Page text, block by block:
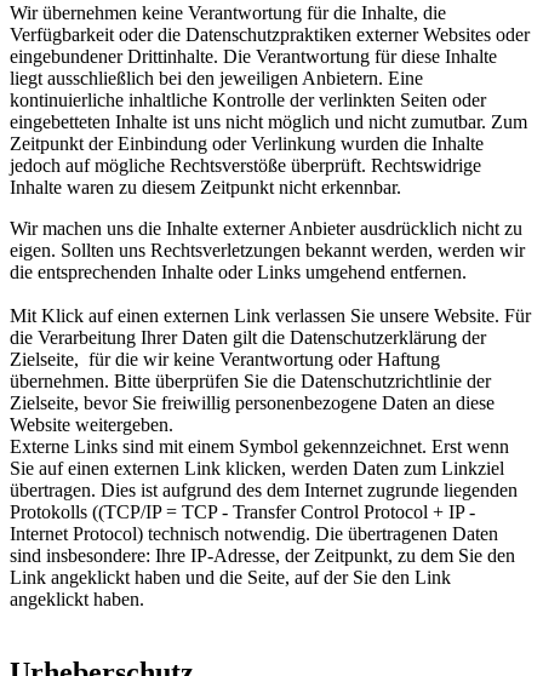
Wir übernehmen keine Verantwortung für die Inhalte, die
Verfügbarkeit oder die Datenschutzpraktiken externer Websites oder
eingebundener Drittinhalte. Die Verantwortung für diese Inhalte
liegt ausschließlich bei den jeweiligen Anbietern. Eine
kontinuierliche inhaltliche Kontrolle der verlinkten Seiten oder
eingebetteten Inhalte ist uns nicht möglich und nicht zumutbar. Zum
Zeitpunkt der Einbindung oder Verlinkung wurden die Inhalte
jedoch auf mögliche Rechtsverstöße überprüft. Rechtswidrige
Inhalte waren zu diesem Zeitpunkt nicht erkennbar.
Wir machen uns die Inhalte externer Anbieter ausdrücklich nicht zu
eigen. Sollten uns Rechtsverletzungen bekannt werden, werden wir
die entsprechenden Inhalte oder Links umgehend entfernen.
Mit Klick auf einen externen Link verlassen Sie unsere Website. Für
die Verarbeitung Ihrer Daten gilt die Datenschutzerklärung der
Zielseite, für die wir keine Verantwortung oder Haftung
übernehmen. Bitte überprüfen Sie die Datenschutzrichtlinie der
Zielseite, bevor Sie freiwillig personenbezogene Daten an diese
Website weitergeben.
Externe Links sind mit einem Symbol gekennzeichnet. Erst wenn
Sie auf einen externen Link klicken, werden Daten zum Linkziel
übertragen. Dies ist aufgrund des dem Internet zugrunde liegenden
Protokolls ((TCP/IP = TCP - Transfer Control Protocol + IP -
Internet Protocol) technisch notwendig. Die übertragenen Daten
sind insbesondere: Ihre IP-Adresse, der Zeitpunkt, zu dem Sie den
Link angeklickt haben und die Seite, auf der Sie den Link
angeklickt haben.